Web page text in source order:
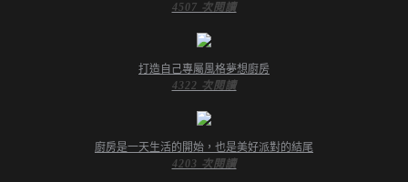
4507 次閱讀
打造自己專屬風格夢想廚房
4322 次閱讀
廚房是一天生活的開始，也是美好派對的結尾
4203 次閱讀